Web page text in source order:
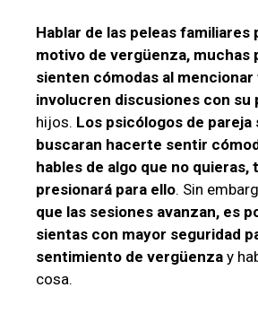
Hablar de las peleas familiares
motivo de vergüenza, muchas
sienten cómodas al mencionar
involucren discusiones con su
hijos. Los psicólogos de pareja
buscaran hacerte sentir
hables de algo que no quieras,
presionará para ello. Sin
que las sesiones avanzan, es
sientas con mayor seguridad
sentimiento de vergüenza y
cosa.